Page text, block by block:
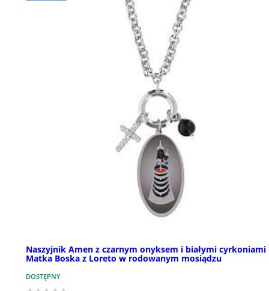
Naszyjnik Amen z czarnym onyksem i białymi cyrkoniami
Matka Boska z Loreto w rodowanym mosiądzu
DOSTĘPNY